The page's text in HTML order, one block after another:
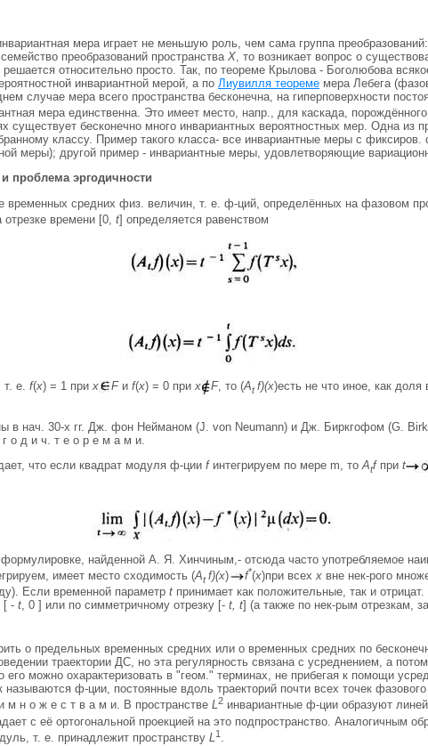
мера играет не меньшую роль, чем сама группа
преобразований пространства X , то возникает вопрос о
относительно просто. Так, по теореме Крылова - Боголюбова
инвариантной мерой, а по Лиувилля теореме мера Лебега
случае мера всего пространства бесконечна, на гиперповерхности
мера единственна. Это имеет место, напр., для каскада,
существует бесконечно много инвариантных вероятностных мер. Одна из
классу. Пример такого класса- все инвариантные меры с
меры); другой пример - инвариантные меры, удовлетворяющие
проблема эргодичности
временных средних физ. величин, т. е. ф-ций, определённых на фазовом
отрезке времени [0, t] определяется равенством
т. e. f(x) = 1 при х Fи f(х) = 0 при х F, то (Atf)(x)есть не что иное, как доля
в нач. 30-х гг. Дж. фон Нейманом (J. von Neumann) и Дж. Биркгофом (G.
о д и ч. т е о р е м а м и.
что если квадрат модуля ф-ции fинтегрируем по мере m, тоAtfпри t
найденной А. Я. Хинчиным,- отсюда часто употребляемое
имеет место сходимость (Atf)(x) f*(x)при всехх вне нек-рого
Если временной параметр t принимает как положительные, так и
[ - t, 0 ] или по симметричному отрезку [- t, t] (а также по нек-рым отрезкам,
о предельных временных средних или о временных средних по
траектории ДС, но эта регулярность связана с усреднением, а
его можно охарактеризовать в "геом." терминах, не прибегая к помощи
ф-ции, постоянные вдоль траекторий почти всех точек
м н о ж е с т в а м и. В пространстве L2 инвариантные ф-ции образуют
с её ортогональной проекцией на это подпространство. Аналогичным
т. е. принадлежит пространству L1 .